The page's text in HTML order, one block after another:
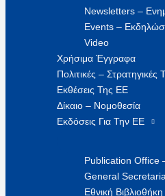
Newsletters –
Events –
Video
Χρήσιμα Έγγραφα
Πολιτικές – Στρατηγικές
Εκθέσεις Της ΕΕ
Δίκαιο – Νομοθεσία
Εκδόσεις Για Την ΕΕ
Publication Office
General
Εθνική